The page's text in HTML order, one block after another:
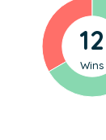
12
Wins